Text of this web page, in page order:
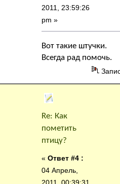
2011, 23:59:26
pm »
Вот такие штучки.
Всегда рад помочь.
Re: Как
пометить
птицу?
« Ответ #4 :
04 Апрель,